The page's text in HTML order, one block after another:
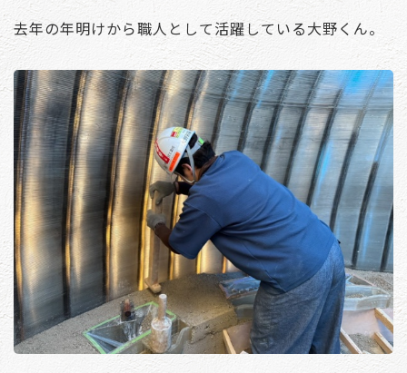
去年の年明けから職人として活躍している大野くん。